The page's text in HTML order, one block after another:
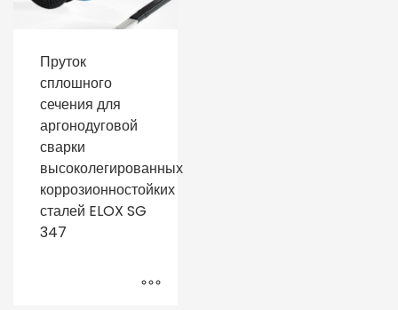
Пруток
сплошного
сечения для
аргонодуговой
сварки
высоколегированных
коррозионностойких
сталей ELOX SG
347